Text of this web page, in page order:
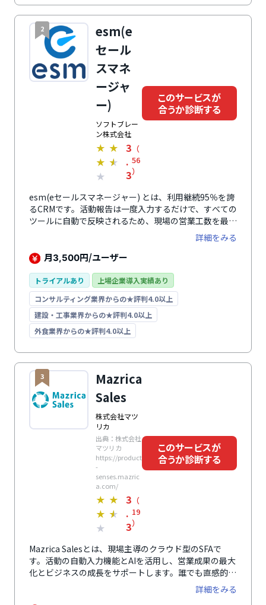
決められます。また、MAツール｢Kairos3 Marketing｣
や他社システムと連携し、拡張も可能。さらに、強固な
セキュリティと柔軟なアクセス管理で、大規模組織での
部署・拠点・グループをまたいだ活用も安心です。
2
esm(e
セール
スマネ
ージャ
ー)
ソフトブレー
ン株式会社
★ ★
★ ★
★
3
.
3
（
56
）
このサービスが
合うか診断する
esm(eセールスマネージャー) とは、利用継続95％を誇
るCRMです。活動報告は一度入力するだけで、すべての
ツールに自動で反映されるため、現場の営業工数を最小
限に抑えられます。直感的に理解できるダッシュボード
でリモートでも瞬時に状況を把握でき、無駄なくコミュ
ニケーションを最適化。営業の案件管理から顧客管理機
い、ノウハウの蓄積・分析でさまざまな営業課題を解決
します。導入後もサポートデスク、集合方研修、専任の
顧客アドバイザー、活用支援サイトなどのサポート体制
が整っているため、安心して利用できます。
詳細をみる
月3,500円/ユーザー
トライアルあり
上場企業導入実績あり
コンサルティング業界からの★評判4.0以上
建設・工事業界からの★評判4.0以上
外食業界からの★評判4.0以上
3
Mazrica
Sales
株式会社マツ
リカ
出典：株式会社
マツリカ
https://product
-
senses.mazric
a.com/
★ ★
★ ★
★
3
.
3
（
19
）
このサービスが
合うか診断する
Mazrica Salesとは、現場主導のクラウド型のSFAで
す。活動の自動入力機能とAIを活用し、営業成果の最大
化とビジネスの成長をサポートします。誰でも直感的に
使いこなせる画面構成が特徴で、モバイルアプリからの
入力もできるため、現場での定着率が圧倒的に高まりま
詳細をみる